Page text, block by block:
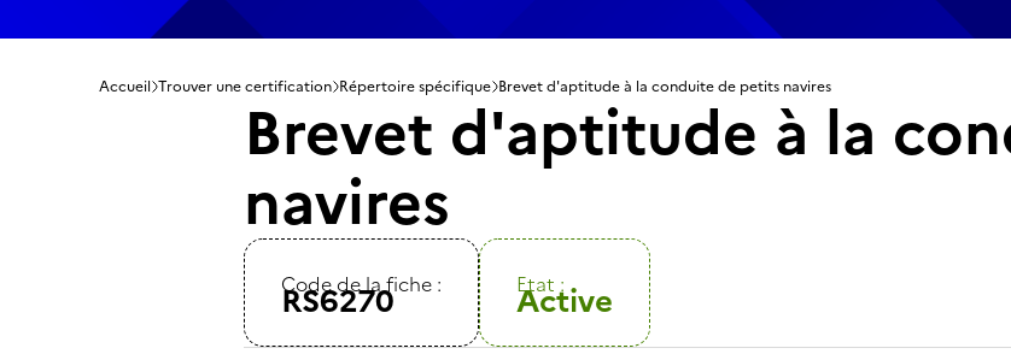
Accueil Trouver une certification Répertoire spécifique Brevet d'aptitude à la conduite de petits navires
Brevet d'aptitude à la
navires
Code de la fiche :
RS6270 Etat :
Active